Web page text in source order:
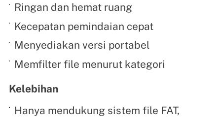
Ringan dan hemat ruang
Kecepatan pemindaian cepat
Menyediakan versi portabel
Memfilter file menurut kategori
Kelebihan
Hanya mendukung sistem file FAT,